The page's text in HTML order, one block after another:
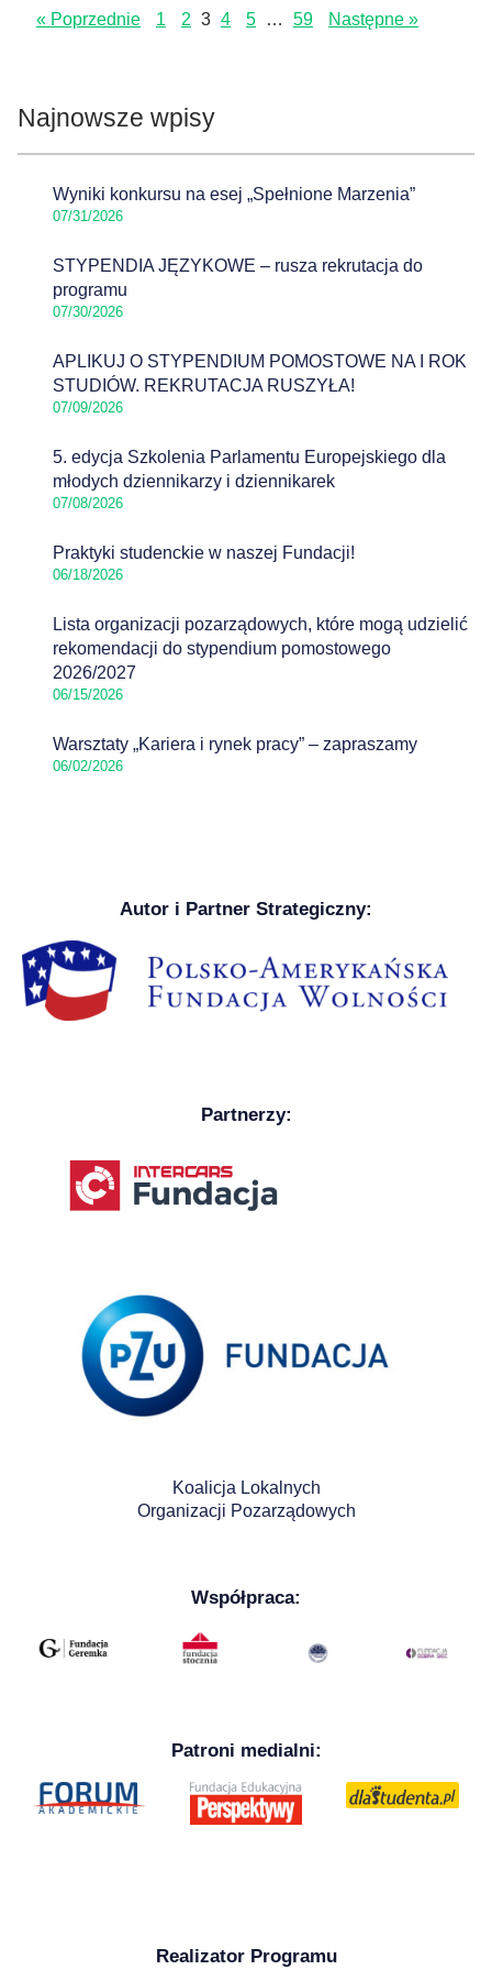
« Poprzednie 1 2 3 4 5 … 59 Następne »
Najnowsze wpisy
Wyniki konkursu na esej „Spełnione Marzenia”
07/31/2026
STYPENDIA JĘZYKOWE – rusza rekrutacja do
programu
07/30/2026
APLIKUJ O STYPENDIUM POMOSTOWE NA I ROK
STUDIÓW. REKRUTACJA RUSZYŁA!
07/09/2026
5. edycja Szkolenia Parlamentu Europejskiego dla
młodych dziennikarzy i dziennikarek
07/08/2026
Praktyki studenckie w naszej Fundacji!
06/18/2026
Lista organizacji pozarządowych, które mogą udzielić
rekomendacji do stypendium pomostowego
2026/2027
06/15/2026
Warsztaty „Kariera i rynek pracy” – zapraszamy
06/02/2026
Autor i Partner Strategiczny:
Partnerzy:
Koalicja Lokalnych
Organizacji Pozarządowych
Współpraca:
Patroni medialni:
Realizator Programu